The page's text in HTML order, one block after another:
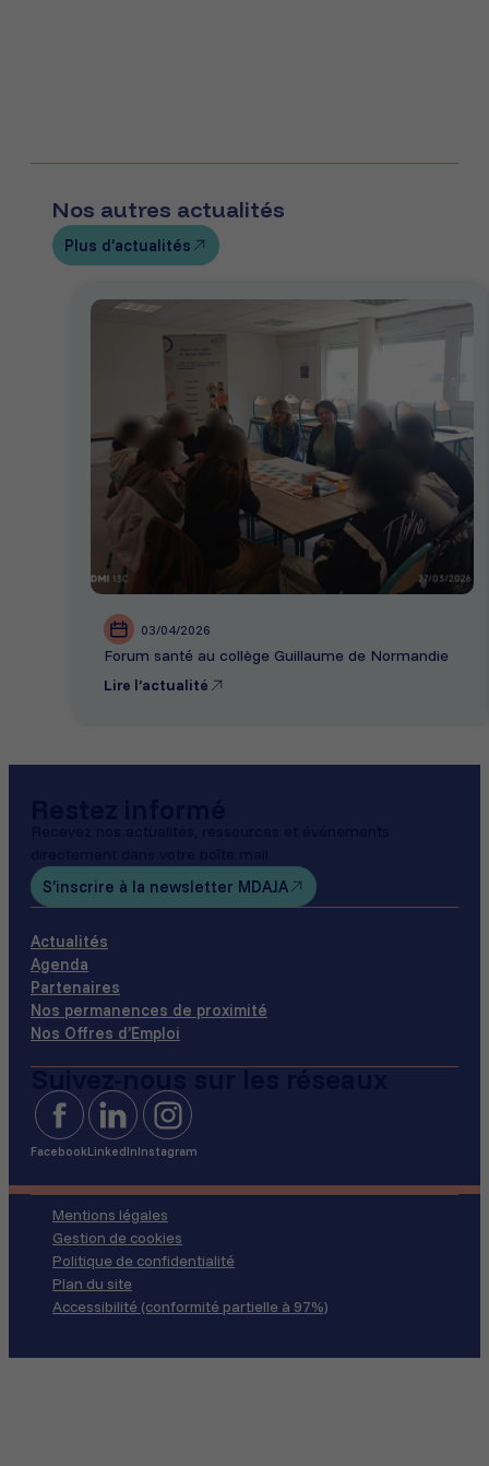
Nos autres actualités
Plus d’actualités
03/04/2026
Forum santé au collège Guillaume de Normandie
Lire l’actualité
S’inscrire à la newsletter MDAJA
Actualités
Agenda
Partenaires
Nos permanences de proximité
Nos Offres d’Emploi
Suivez-nous sur les réseaux
FacebookLinkedInInstagram
Mentions légales
Gestion de cookies
Politique de confidentialité
Plan du site
Accessibilité (conformité partielle à 97%)